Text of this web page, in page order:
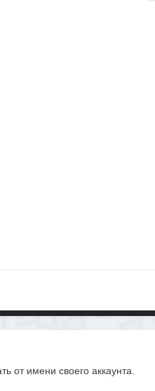
от имени своего аккаунта.